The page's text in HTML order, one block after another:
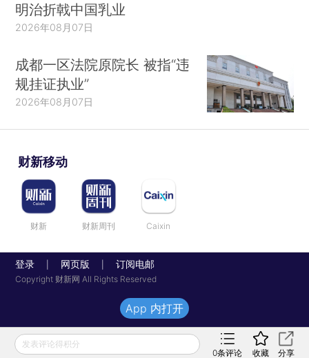
明治折戟中国乳业
2026年08月07日
成都一区法院原院长 被指“违
规挂证执业”
2026年08月07日
财新移动
财新 财新周刊 Caixin
登录 网页版 订阅电邮
Copyright 财新网 All Rights Reserved
发表评论得积分
0条评论 收藏 分享
App 内打开